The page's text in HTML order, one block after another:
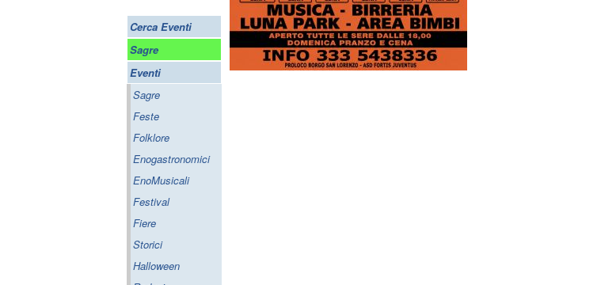
Cerca Eventi
Sagre
Eventi
Sagre
Feste
Folklore
Enogastronomici
EnoMusicali
Festival
Fiere
Storici
Halloween